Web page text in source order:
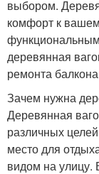
выбором.
комфорт к
деревянная
ремонта
Зачем нужна
Деревянная
различных
место для
видом на улицу.